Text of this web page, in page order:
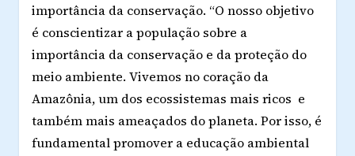
importância da conservação. “O nosso objetivo
é conscientizar a população sobre a
importância da conservação e da proteção do
meio ambiente. Vivemos no coração da
Amazônia, um dos ecossistemas mais ricos e
também mais ameaçados do planeta. Por isso, é
fundamental promover a educação ambiental